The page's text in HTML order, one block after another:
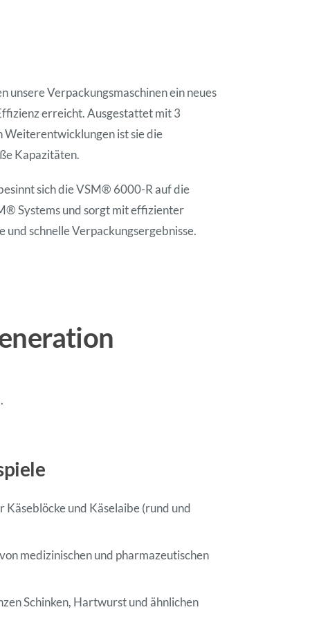
Verpackungsmaschinen ein neues
erreicht. Ausgestattet mit 3
Weiterentwicklungen ist sie die
Kapazitäten.
sich die VSM® 6000-R auf die
Systems und sorgt mit effizienter
und schnelle Verpackungsergebnisse.
Käseblöcke und Käselaibe (rund und
medizinischen und pharmazeutischen
Schinken, Hartwurst und ähnlichen